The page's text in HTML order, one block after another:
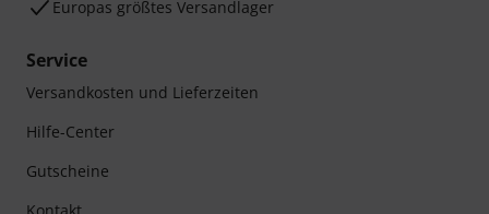
Europas größtes Versandlager
Service
Versandkosten und Lieferzeiten
Hilfe-Center
Gutscheine